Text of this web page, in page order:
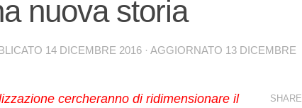
nuova storia
14 DICEMBRE 2016 · AGGIORNATO 13 DICEMBRE
cercheranno di ridimensionare il
SHARE